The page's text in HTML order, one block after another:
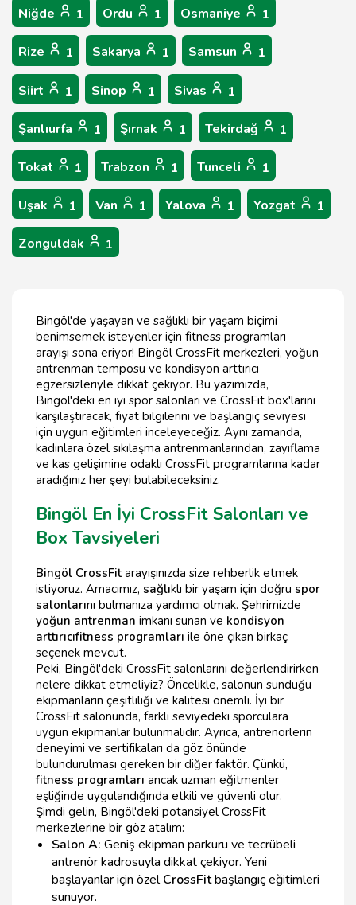
Niğde 1 Ordu 1 Osmaniye 1
Rize 1 Sakarya 1 Samsun 1
Siirt 1 Sinop 1 Sivas 1
Şanlıurfa 1 Şırnak 1 Tekirdağ 1
Tokat 1 Trabzon 1 Tunceli 1
Uşak 1 Van 1 Yalova 1 Yozgat 1
Zonguldak 1
Bingöl'de yaşayan ve sağlıklı bir yaşam biçimi
benimsemek isteyenler için fitness programları
arayışı sona eriyor! Bingöl CrossFit merkezleri, yoğun
antrenman temposu ve kondisyon arttırıcı
egzersizleriyle dikkat çekiyor. Bu yazımızda,
Bingöl'deki en iyi spor salonları ve CrossFit box'larını
karşılaştıracak, fiyat bilgilerini ve başlangıç seviyesi
için uygun eğitimleri inceleyeceğiz. Aynı zamanda,
kadınlara özel sıkılaşma antrenmanlarından, zayıflama
ve kas gelişimine odaklı CrossFit programlarına kadar
aradığınız her şeyi bulabileceksiniz.
Bingöl En İyi CrossFit Salonları ve
Box Tavsiyeleri
Bingöl CrossFit arayışınızda size rehberlik etmek
istiyoruz. Amacımız, sağlıklı bir yaşam için doğru spor
salonlarını bulmanıza yardımcı olmak. Şehrimizde
yoğun antrenman imkanı sunan ve kondisyon
arttırıcıfitness programları ile öne çıkan birkaç
seçenek mevcut.
Peki, Bingöl'deki CrossFit salonlarını değerlendirirken
nelere dikkat etmeliyiz? Öncelikle, salonun sunduğu
ekipmanların çeşitliliği ve kalitesi önemli. İyi bir
CrossFit salonunda, farklı seviyedeki sporculara
uygun ekipmanlar bulunmalıdır. Ayrıca, antrenörlerin
deneyimi ve sertifikaları da göz önünde
bulundurulması gereken bir diğer faktör. Çünkü,
fitness programları ancak uzman eğitmenler
eşliğinde uygulandığında etkili ve güvenli olur.
Şimdi gelin, Bingöl'deki potansiyel CrossFit
merkezlerine bir göz atalım:
Salon A: Geniş ekipman parkuru ve tecrübeli
antrenör kadrosuyla dikkat çekiyor. Yeni
başlayanlar için özelCrossFitbaşlangıç eğitimleri
sunuyor.